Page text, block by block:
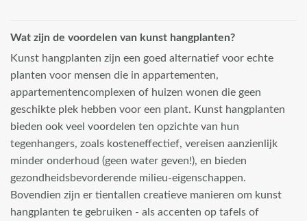
Wat zijn de voordelen van kunst hangplanten?
Kunst hangplanten zijn een goed alternatief voor echte
planten voor mensen die in appartementen,
appartementencomplexen of huizen wonen die geen
geschikte plek hebben voor een plant. Kunst hangplanten
bieden ook veel voordelen ten opzichte van hun
tegenhangers, zoals kosteneffectief, vereisen aanzienlijk
minder onderhoud (geen water geven!), en bieden
gezondheidsbevorderende milieu-eigenschappen.
Bovendien zijn er tientallen creatieve manieren om kunst
hangplanten te gebruiken - als accenten op tafels of